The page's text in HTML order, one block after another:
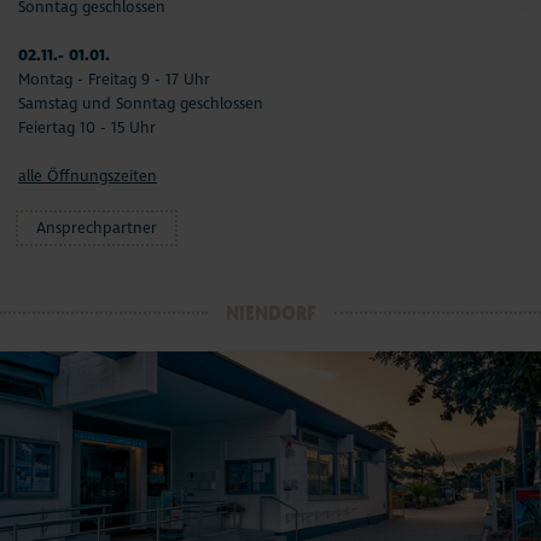
Sonntag geschlossen
02.11.- 01.01.
Montag - Freitag 9 - 17 Uhr
Samstag und Sonntag geschlossen
Feiertag 10 - 15 Uhr
alle Öffnungszeiten
Ansprechpartner